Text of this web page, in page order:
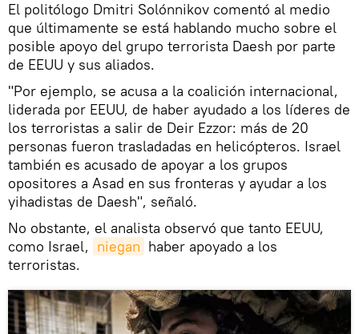
El politólogo Dmitri Solónnikov comentó al medio
que últimamente se está hablando mucho sobre el
posible apoyo del grupo terrorista Daesh por parte
de EEUU y sus aliados.
"Por ejemplo, se acusa a la coalición internacional,
liderada por EEUU, de haber ayudado a los líderes de
los terroristas a salir de Deir Ezzor: más de 20
personas fueron trasladadas en helicópteros. Israel
también es acusado de apoyar a los grupos
opositores a Asad en sus fronteras y ayudar a los
yihadistas de Daesh", señaló.
No obstante, el analista observó que tanto EEUU,
como Israel, niegan haber apoyado a los
terroristas.